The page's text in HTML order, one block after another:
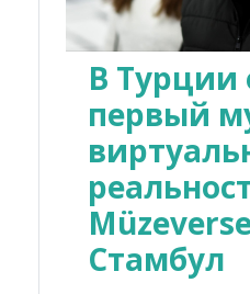
В Турции
первый
Стамбул